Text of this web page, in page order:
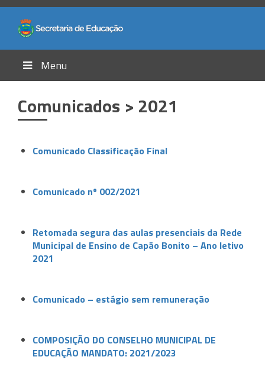
Menu
Comunicados > 2021
Comunicado Classificação Final
Comunicado nº 002/2021
Retomada segura das aulas presenciais da Rede
Municipal de Ensino de Capão Bonito – Ano letivo
2021
Comunicado – estágio sem remuneração
COMPOSIÇÃO DO CONSELHO MUNICIPAL DE
EDUCAÇÃO MANDATO: 2021/2023